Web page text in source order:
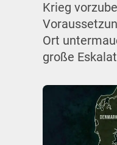
Krieg
Ort
große